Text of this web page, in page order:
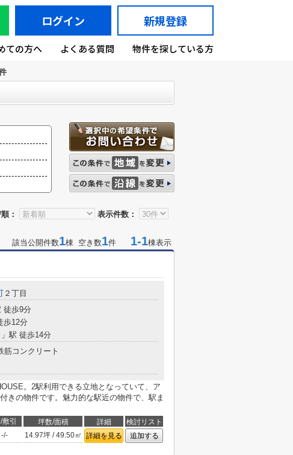
ログイン 新規登録
ての方へ よくある質問 物件を探している方
： 表示件数：
該当公開件数1棟 空き数1件 1-1棟表示
２丁目
徒歩9分
歩12分
」駅 徒歩14分
筋コンクリート
。2駅利用できる立地となっていて、ア
きの物件です。魅力的な駅近の物件で、駅ま
引 坪数/面積 詳細
検討リスト
-/- 14.97坪 / 49.50㎡ 詳細を見る 追加する